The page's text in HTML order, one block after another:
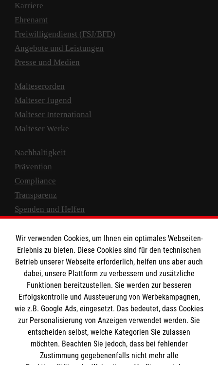
Karriere
Ehrenamt
Freiwilligendienst (FSJ/BFD)
Angebote und Leistungen
Presse und Medien
Malteserorden
Malteser Jugend
Malteser International
Malteser Werke
Nachhaltigkeit
Prävention
Compliance
Transparenz
Spenden und Helfen
Empfänger: Malteser Hilfsdienst e.V.
IBAN: DE10 3706 0120 1201 2000 12
BIC: GENODED 1PA7
Wir verwenden Cookies, um Ihnen ein optimales Webseiten-
Erlebnis zu bieten. Diese Cookies sind für den technischen
Betrieb unserer Webseite erforderlich, helfen uns aber auch
dabei, unsere Plattform zu verbessern und zusätzliche
Funktionen bereitzustellen. Sie werden zur besseren
Erfolgskontrolle und Aussteuerung von Werbekampagnen,
wie z.B. Google Ads, eingesetzt. Das bedeutet, dass Cookies
zur Personalisierung von Anzeigen verwendet werden. Sie
entscheiden selbst, welche Kategorien Sie zulassen
möchten. Beachten Sie jedoch, dass bei fehlender
Zustimmung gegebenenfalls nicht mehr alle